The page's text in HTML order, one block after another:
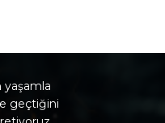
geçtiğini